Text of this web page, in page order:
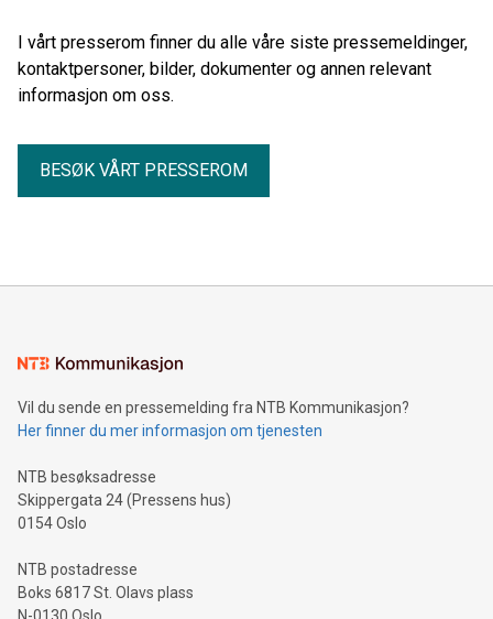
I vårt presserom finner du alle våre siste pressemeldinger,
kontaktpersoner, bilder, dokumenter og annen relevant
informasjon om oss.
BESØK VÅRT PRESSEROM
Vil du sende en pressemelding fra NTB Kommunikasjon?
Her finner du mer informasjon om tjenesten
NTB besøksadresse
Skippergata 24 (Pressens hus)
0154 Oslo
NTB postadresse
Boks 6817 St. Olavs plass
N-0130 Oslo